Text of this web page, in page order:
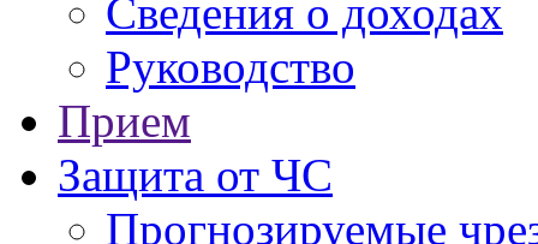
Сведения о доходах
Руководство
Прием
Защита от ЧС
Прогнозируемые